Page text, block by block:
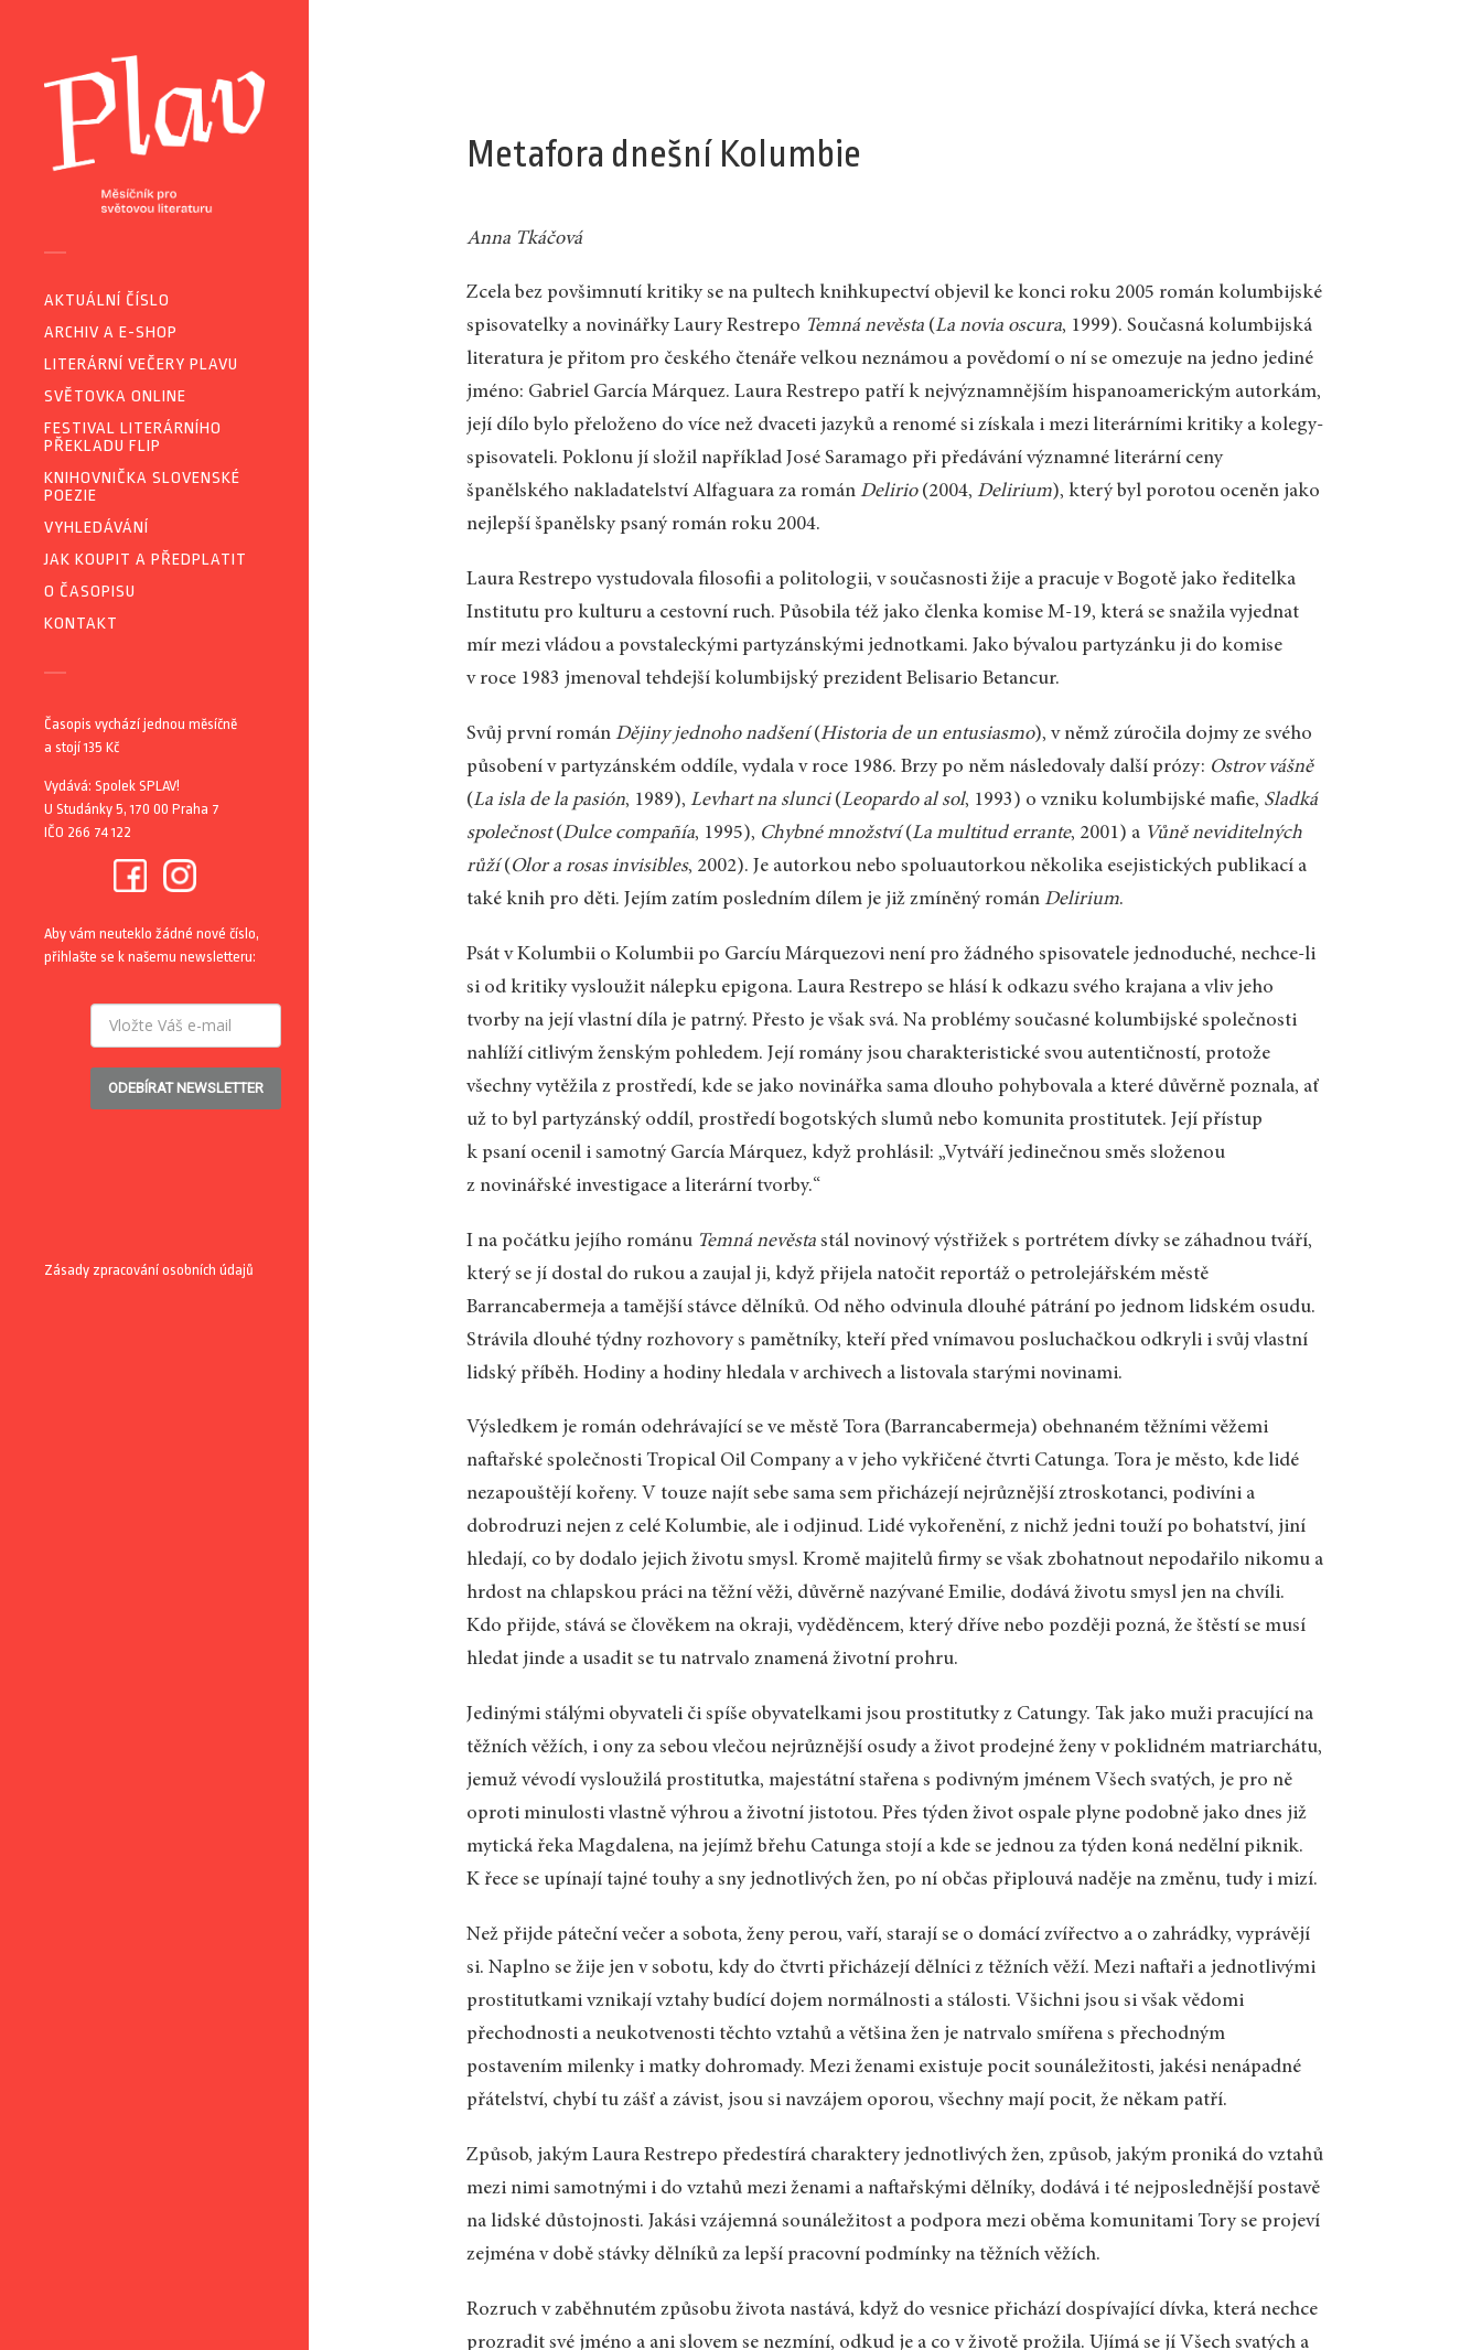
AKTUÁLNÍ ČÍSLO
ARCHIV A E-SHOP
LITERÁRNÍ VEČERY PLAVU
SVĚTOVKA ONLINE
FESTIVAL LITERÁRNÍHO
PŘEKLADU FLIP
KNIHOVNIČKA SLOVENSKÉ
POEZIE
VYHLEDÁVÁNÍ
JAK KOUPIT A PŘEDPLATIT
O ČASOPISU
KONTAKT
Časopis vychází jednou měsíčně
a stojí 135 Kč
Vydává: Spolek SPLAV!
U Studánky 5, 170 00 Praha 7
IČO 266 74 122
Aby vám neuteklo žádné nové číslo,
přihlašte se k našemu newsletteru:
ODEBÍRAT NEWSLETTER
Zásady zpracování osobních údajů
Metafora dnešní Kolumbie
Anna Tkáčová
Zcela bez povšimnutí kritiky se na pultech knihkupectví objevil ke konci roku 2005 román kolumbijské
spisovatelky a novinářky Laury Restrepo Temná nevěsta (La novia oscura, 1999). Současná kolumbijská
literatura je přitom pro českého čtenáře velkou neznámou a povědomí o ní se omezuje na jedno jediné
jméno: Gabriel García Márquez. Laura Restrepo patří k nejvýznamnějším hispanoamerickým autorkám,
její dílo bylo přeloženo do více než dvaceti jazyků a renomé si získala i mezi literárními kritiky a kolegy-
spisovateli. Poklonu jí složil například José Saramago při předávání významné literární ceny
španělského nakladatelství Alfaguara za románDelirio(2004,Delirium), který byl porotou oceněn jako
nejlepší španělsky psaný román roku 2004.
Laura Restrepo vystudovala filosofii a politologii, v současnosti žije a pracuje v Bogotě jako ředitelka
Institutu pro kulturu a cestovní ruch. Působila též jako členka komise M-19, která se snažila vyjednat
mír mezi vládou a povstaleckými partyzánskými jednotkami. Jako bývalou partyzánku ji do komise
v roce 1983 jmenoval tehdejší kolumbijský prezident Belisario Betancur.
Svůj první románDějiny jednoho nadšení(Historia de un entusiasmo), v němž zúročila dojmy ze svého
působení v partyzánském oddíle, vydala v roce 1986. Brzy po něm následovaly další prózy: Ostrov vášně
(La isla de la pasión, 1989),Levhart na slunci(Leopardo al sol, 1993) o vzniku kolumbijské mafie, Sladká
společnost(Dulce compañía, 1995), Chybné množství(La multitud errante, 2001) a Vůně neviditelných
růží(Olor a rosas invisibles, 2002). Je autorkou nebo spoluautorkou několika esejistických publikací a
také knih pro děti. Jejím zatím posledním dílem je již zmíněný románDelirium.
Psát v Kolumbii o Kolumbii po Garcíu Márquezovi není pro žádného spisovatele jednoduché, nechce-li
si od kritiky vysloužit nálepku epigona. Laura Restrepo se hlásí k odkazu svého krajana a vliv jeho
tvorby na její vlastní díla je patrný. Přesto je však svá. Na problémy současné kolumbijské společnosti
nahlíží citlivým ženským pohledem. Její romány jsou charakteristické svou autentičností, protože
všechny vytěžila z prostředí, kde se jako novinářka sama dlouho pohybovala a které důvěrně poznala, ať
už to byl partyzánský oddíl, prostředí bogotských slumů nebo komunita prostitutek. Její přístup
k psaní ocenil i samotný García Márquez, když prohlásil: „Vytváří jedinečnou směs složenou
z novinářské investigace a literární tvorby.“
I na počátku jejího románu Temná nevěsta stál novinový výstřižek s portrétem dívky se záhadnou tváří,
který se jí dostal do rukou a zaujal ji, když přijela natočit reportáž o petrolejářském městě
Barrancabermeja a tamější stávce dělníků. Od něho odvinula dlouhé pátrání po jednom lidském osudu.
Strávila dlouhé týdny rozhovory s pamětníky, kteří před vnímavou posluchačkou odkryli i svůj vlastní
lidský příběh. Hodiny a hodiny hledala v archivech a listovala starými novinami.
Výsledkem je román odehrávající se ve městě Tora (Barrancabermeja) obehnaném těžními věžemi
naftařské společnosti Tropical Oil Company a v jeho vykřičené čtvrti Catunga. Tora je město, kde lidé
nezapouštějí kořeny. V touze najít sebe sama sem přicházejí nejrůznější ztroskotanci, podivíni a
dobrodruzi nejen z celé Kolumbie, ale i odjinud. Lidé vykořenění, z nichž jedni touží po bohatství, jiní
hledají, co by dodalo jejich životu smysl. Kromě majitelů firmy se však zbohatnout nepodařilo nikomu a
hrdost na chlapskou práci na těžní věži, důvěrně nazývané Emilie, dodává životu smysl jen na chvíli.
Kdo přijde, stává se člověkem na okraji, vyděděncem, který dříve nebo později pozná, že štěstí se musí
hledat jinde a usadit se tu natrvalo znamená životní prohru.
Jedinými stálými obyvateli či spíše obyvatelkami jsou prostitutky z Catungy. Tak jako muži pracující na
těžních věžích, i ony za sebou vlečou nejrůznější osudy a život prodejné ženy v poklidném matriarchátu,
jemuž vévodí vysloužilá prostitutka, majestátní stařena s podivným jménem Všech svatých, je pro ně
oproti minulosti vlastně výhrou a životní jistotou. Přes týden život ospale plyne podobně jako dnes již
mytická řeka Magdalena, na jejímž břehu Catunga stojí a kde se jednou za týden koná nedělní piknik.
K řece se upínají tajné touhy a sny jednotlivých žen, po ní občas připlouvá naděje na změnu, tudy i mizí.
Než přijde páteční večer a sobota, ženy perou, vaří, starají se o domácí zvířectvo a o zahrádky, vyprávějí
si. Naplno se žije jen v sobotu, kdy do čtvrti přicházejí dělníci z těžních věží. Mezi naftaři a jednotlivými
prostitutkami vznikají vztahy budící dojem normálnosti a stálosti. Všichni jsou si však vědomi
přechodnosti a neukotvenosti těchto vztahů a většina žen je natrvalo smířena s přechodným
postavením milenky i matky dohromady. Mezi ženami existuje pocit sounáležitosti, jakési nenápadné
přátelství, chybí tu zášť a závist, jsou si navzájem oporou, všechny mají pocit, že někam patří.
Způsob, jakým Laura Restrepo předestírá charaktery jednotlivých žen, způsob, jakým proniká do vztahů
mezi nimi samotnými i do vztahů mezi ženami a naftařskými dělníky, dodává i té nejposlednější postavě
na lidské důstojnosti. Jakási vzájemná sounáležitost a podpora mezi oběma komunitami Tory se projeví
zejména v době stávky dělníků za lepší pracovní podmínky na těžních věžích.
Rozruch v zaběhnutém způsobu života nastává, když do vesnice přichází dospívající dívka, která nechce
prozradit své jméno a ani slovem se nezmíní, odkud je a co v životě prožila. Ujímá se jí Všech svatých a